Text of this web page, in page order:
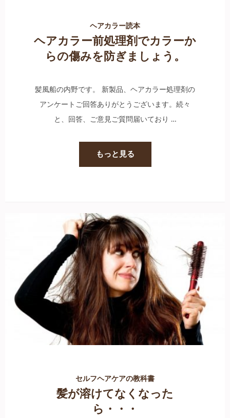
ヘアカラー読本
ヘアカラー前処理剤でカラーか
らの傷みを防ぎましょう。
髪風船の内野です。 新製品、ヘアカラー処理剤の
アンケートご回答ありがとうございます。続々
と、回答、ご意見ご質問届いており …
もっと見る
セルフヘアケアの教科書
髪が溶けてなくなった
ら・・・